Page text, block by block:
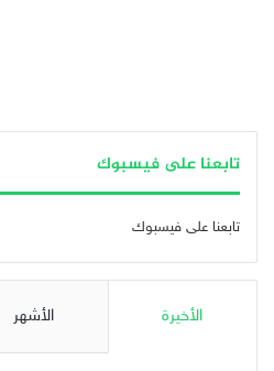
تابعنا على فيسبوك
تابعنا على فيسبوك
الأخيرة الأشهر